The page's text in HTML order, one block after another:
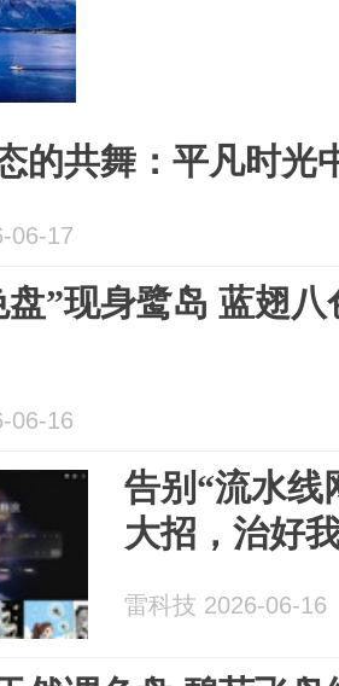
的共舞：平凡时光
06-17
盘”现身鹭岛 蓝翅
06-16
告别“流水线
大招，治好
雷科技 2026-06-16